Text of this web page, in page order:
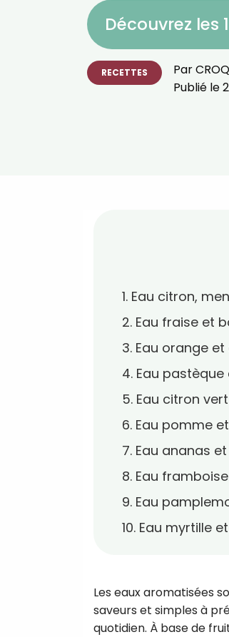
Découvrez les
RECETTES Par
Publié le
1. Eau citron,
2. Eau fraise et
3. Eau orange
4. Eau
5. Eau citron
6. Eau pomme
7. Eau ananas
8. Eau
9. Eau
10. Eau myrtille
Les eaux aromatisées
saveurs et simples à
quotidien. À base de